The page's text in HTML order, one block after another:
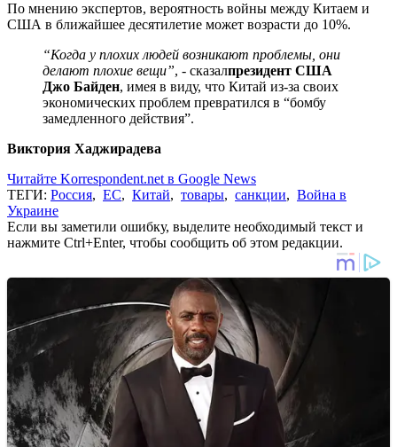
По мнению экспертов, вероятность войны между Китаем и
США в ближайшее десятилетие может возрасти до 10%.
“Когда у плохих людей возникают проблемы, они
делают плохие вещи”, - сказалпрезидент США
Джо Байден, имея в виду, что Китай из-за своих
экономических проблем превратился в “бомбу
замедленного действия”.
Виктория Хаджирадева
Читайте Korrespondent.net в Google News
ТЕГИ: Россия, ЕС, Китай, товары, санкции, Война в
Украине
Если вы заметили ошибку, выделите необходимый текст и
нажмите Ctrl+Enter, чтобы сообщить об этом редакции.